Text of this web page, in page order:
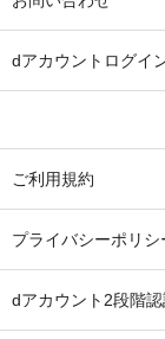
dアカウントログイ
ご利用規約
プライバシーポリシ
dアカウント2段階